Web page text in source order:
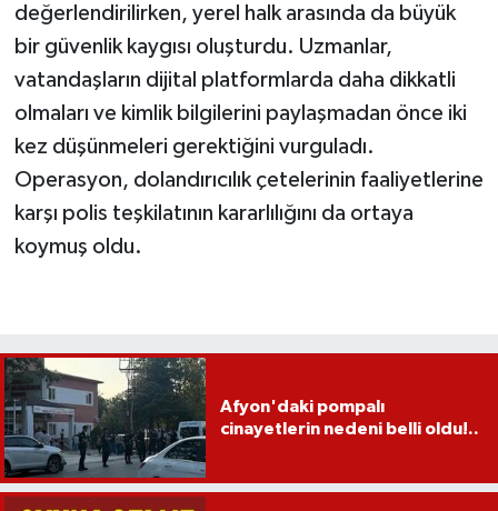
değerlendirilirken, yerel halk arasında da büyük
bir güvenlik kaygısı oluşturdu. Uzmanlar,
vatandaşların dijital platformlarda daha dikkatli
olmaları ve kimlik bilgilerini paylaşmadan önce iki
kez düşünmeleri gerektiğini vurguladı.
Operasyon, dolandırıcılık çetelerinin faaliyetlerine
karşı polis teşkilatının kararlılığını da ortaya
koymuş oldu.
Afyon'daki pompalı
cinayetlerin nedeni belli oldu!..